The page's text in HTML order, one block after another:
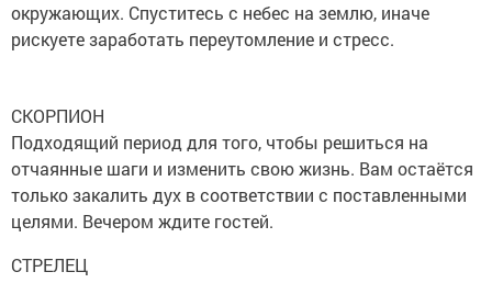
окружающих. Спуститесь с небес на землю, иначе
рискуете заработать переутомление и стресс.
СКОРПИОН
Подходящий период для того, чтобы решиться на
отчаянные шаги и изменить свою жизнь. Вам остаётся
только закалить дух в соответствии с поставленными
целями. Вечером ждите гостей.
СТРЕЛЕЦ